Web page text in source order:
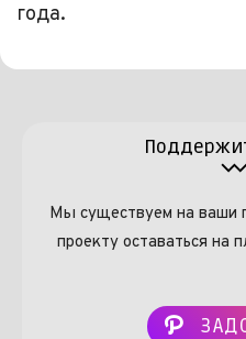
года.
Мы существуем на ваши
проекту оставаться на